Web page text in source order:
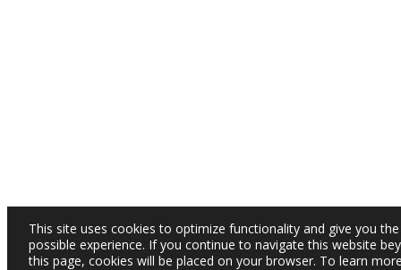
This site uses cookies to optimize functionality and give you
possible experience. If you continue to navigate this website
this page, cookies will be placed on your browser. To learn